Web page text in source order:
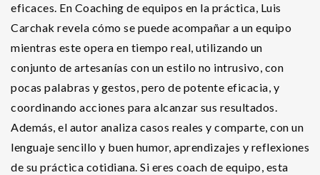
eficaces. En Coaching de equipos en la práctica, Luis
Carchak revela cómo se puede acompañar a un equipo
mientras este opera en tiempo real, utilizando un
conjunto de artesanías con un estilo no intrusivo, con
pocas palabras y gestos, pero de potente eficacia, y
coordinando acciones para alcanzar sus resultados.
Además, el autor analiza casos reales y comparte, con un
lenguaje sencillo y buen humor, aprendizajes y reflexiones
de su práctica cotidiana. Si eres coach de equipo, esta